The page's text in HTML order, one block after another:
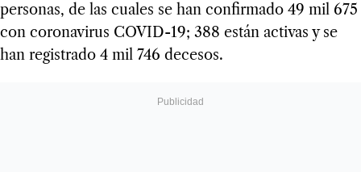
personas, de las cuales se han confirmado 49 mil 675
con coronavirus COVID-19; 388 están activas y se
han registrado 4 mil 746 decesos.